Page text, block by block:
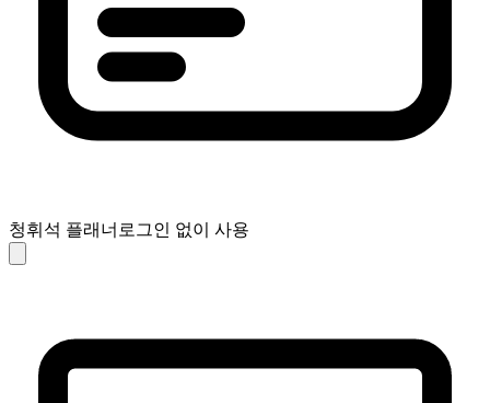
청휘석 플래너 로그인 없이 사용